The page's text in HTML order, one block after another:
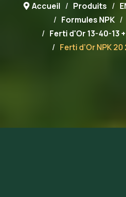
Accueil Produits
Formules NPK
Ferti d'Or 13-40-13 +
Ferti d’Or NPK